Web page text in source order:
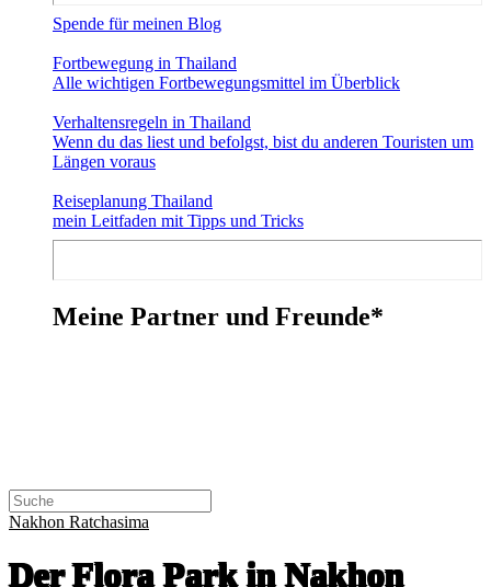
Spende für meinen Blog
Fortbewegung in Thailand
Alle wichtigen Fortbewegungsmittel im Überblick
Verhaltensregeln in Thailand
Wenn du das liest und befolgst, bist du anderen Touristen um
Längen voraus
Reiseplanung Thailand
mein Leitfaden mit Tipps und Tricks
Meine Partner und Freunde*
Nakhon Ratchasima
Der Flora Park in Nakhon